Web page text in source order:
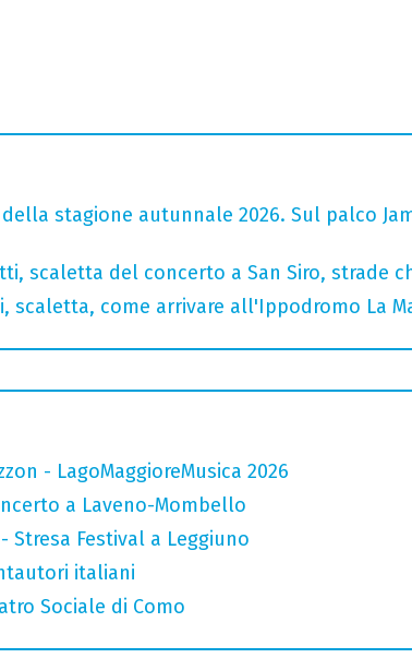
stagione autunnale 2026. Sul palco
scaletta del concerto a San Siro, strade
scaletta, come arrivare all'Ippodromo La
- LagoMaggioreMusica 2026
a Laveno-Mombello
Festival a Leggiuno
italiani
Sociale di Como